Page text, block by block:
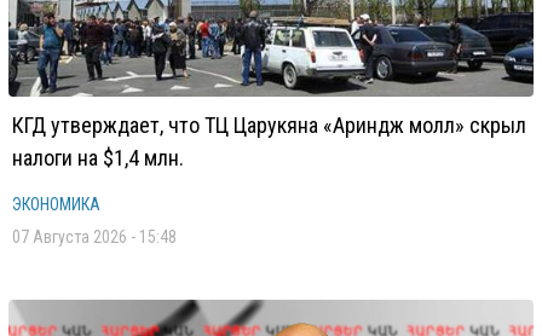
КГД утверждает, что ТЦ Царукяна «Ариндж молл» скрыл
налоги на $1,4 млн.
ЭКОНОМИКА
07 Августа 2026 - 15:48